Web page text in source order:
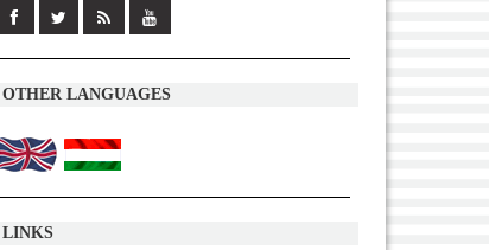
OTHER LANGUAGES
LINKS